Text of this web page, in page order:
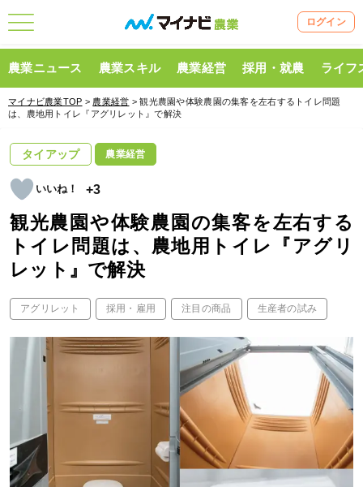
ログイン
農業ニュース 農業スキル 農業経営 採用・就農 ライフ
マイナビ農業TOP > 農業経営 > 観光農園や体験農園の集客を左右するトイレ問題
は、農地用トイレ『アグリレット』で解決
タイアップ 農業経営
+3
観光農園や体験農園の集客を左右する
トイレ問題は、農地用トイレ『アグリ
レット』で解決
アグリレット 採用・雇用 注目の商品 生産者の試み